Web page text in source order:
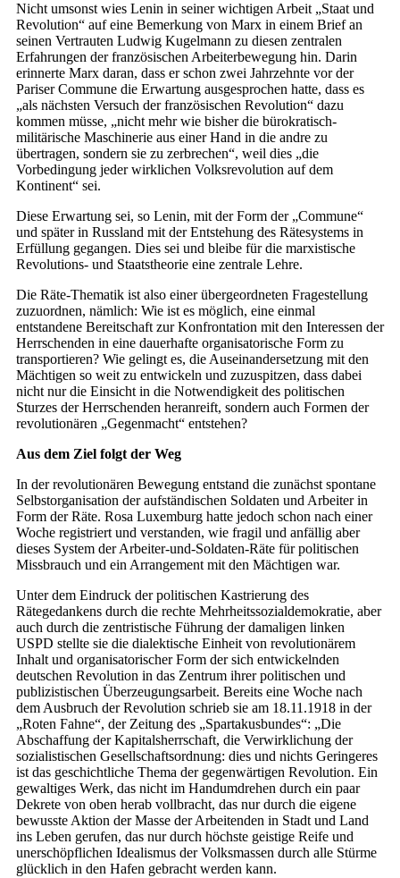
Nicht umsonst wies Lenin in seiner wichtigen Arbeit „Staat und
Revolution“ auf eine Bemerkung von Marx in einem Brief an
seinen Vertrauten Ludwig Kugelmann zu diesen zentralen
Erfahrungen der französischen Arbeiterbewegung hin. Darin
erinnerte Marx daran, dass er schon zwei Jahrzehnte vor der
Pariser Commune die Erwartung ausgesprochen hatte, dass es
„als nächsten Versuch der französischen Revolution“ dazu
kommen müsse, „nicht mehr wie bisher die bürokratisch-
militärische Maschinerie aus einer Hand in die andre zu
übertragen, sondern sie zu zerbrechen“, weil dies „die
Vorbedingung jeder wirklichen Volksrevolution auf dem
Kontinent“ sei.
Diese Erwartung sei, so Lenin, mit der Form der „Commune“
und später in Russland mit der Entstehung des Rätesystems in
Erfüllung gegangen. Dies sei und bleibe für die marxistische
Revolutions- und Staatstheorie eine zentrale Lehre.
Die Räte-Thematik ist also einer übergeordneten Fragestellung
zuzuordnen, nämlich: Wie ist es möglich, eine einmal
entstandene Bereitschaft zur Konfrontation mit den Interessen der
Herrschenden in eine dauerhafte organisatorische Form zu
transportieren? Wie gelingt es, die Auseinandersetzung mit den
Mächtigen so weit zu entwickeln und zuzuspitzen, dass dabei
nicht nur die Einsicht in die Notwendigkeit des politischen
Sturzes der Herrschenden heranreift, sondern auch Formen der
revolutionären „Gegenmacht“ entstehen?
Aus dem Ziel folgt der Weg
In der revolutionären Bewegung entstand die zunächst spontane
Selbstorganisation der aufständischen Soldaten und Arbeiter in
Form der Räte. Rosa Luxemburg hatte jedoch schon nach einer
Woche registriert und verstanden, wie fragil und anfällig aber
dieses System der Arbeiter-und-Soldaten-Räte für politischen
Missbrauch und ein Arrangement mit den Mächtigen war.
Unter dem Eindruck der politischen Kastrierung des
Rätegedankens durch die rechte Mehrheitssozialdemokratie, aber
auch durch die zentristische Führung der damaligen linken
USPD stellte sie die dialektische Einheit von revolutionärem
Inhalt und organisatorischer Form der sich entwickelnden
deutschen Revolution in das Zentrum ihrer politischen und
publizistischen Überzeugungsarbeit. Bereits eine Woche nach
dem Ausbruch der Revolution schrieb sie am 18.11.1918 in der
„Roten Fahne“, der Zeitung des „Spartakusbundes“: „Die
Abschaffung der Kapitalsherrschaft, die Verwirklichung der
sozialistischen Gesellschaftsordnung: dies und nichts Geringeres
ist das geschichtliche Thema der gegenwärtigen Revolution. Ein
gewaltiges Werk, das nicht im Handumdrehen durch ein paar
Dekrete von oben herab vollbracht, das nur durch die eigene
bewusste Aktion der Masse der Arbeitenden in Stadt und Land
ins Leben gerufen, das nur durch höchste geistige Reife und
unerschöpflichen Idealismus der Volksmassen durch alle Stürme
glücklich in den Hafen gebracht werden kann.